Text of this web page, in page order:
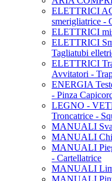
ELETTRICI
smerigliatrice -
ELETTRICI
ELETTRICI
Tagliatubi
ELETTRICI
Avvitatori -
ENERGIA
- Pinza
LEGNO -
Troncatrice -
MANUALI
MANUALI
MANUALI
- Cartellatrice
MANUALI
MANUALI